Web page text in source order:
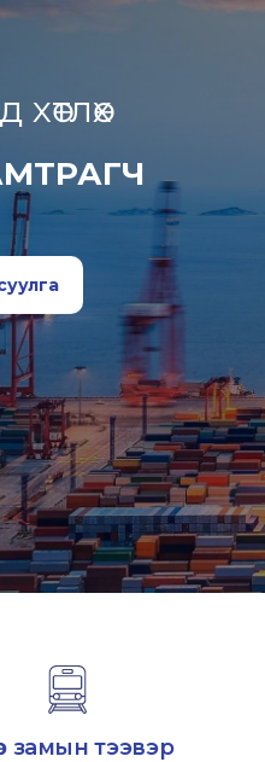
замын тээвэр